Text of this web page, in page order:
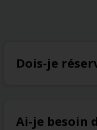
Dois-je
Ai-je besoin